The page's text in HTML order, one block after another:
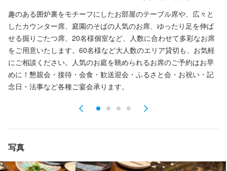
趣のある囲炉裏をモチーフにしたお部屋のテーブル席や、広々と
したカウンター席、庭園のそばの人気のお席、ゆったり足を伸ば
せる掘りごたつ席、20名様個室など、人数に合わせて多彩なお席
をご用意いたします。60名様など大人数のエリア貸切も、お気軽
にご相談ください。人気のお庭を眺められるお席のご予約はお早
めに！懇親会・接待・会食・歓送迎会・ふるさと会・お祝い・記
念日・法事など各種ご宴会承ります。
写真
境です。
身に付くスキル
カクテル技法 ワインの知識 日本酒の知識 焼酎の知識
ウイスキーの知識
リキュール・スピリッツの知識
肉の知識 魚の知識
サービスマナー
テーブルマナー
必須スキル・経験
経験のジャンル不問
身に付くスキル
盛り付け技術 肉の知識 魚の知識 野菜の知識
メニュー開発
仕入れ・食材の目利き
応募資格
コミュニケーション能力
盛り付け技術 肉の知識 魚の知識 野菜の知識 食器の知識 メニュー開発
応募資格
必須スキル・経験